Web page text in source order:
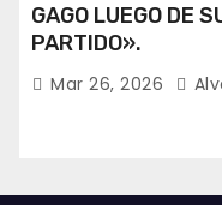
GAGO LUEGO DE
PARTIDO».
Mar 26, 2026